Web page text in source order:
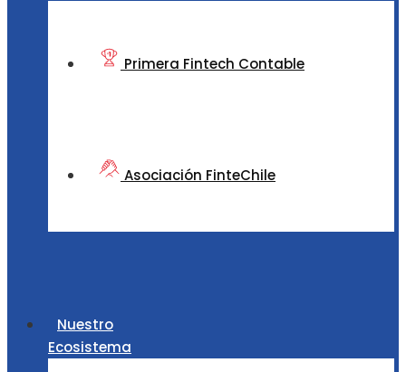
Primera Fintech Contable
Asociación FinteChile
Nuestro
Ecosistema